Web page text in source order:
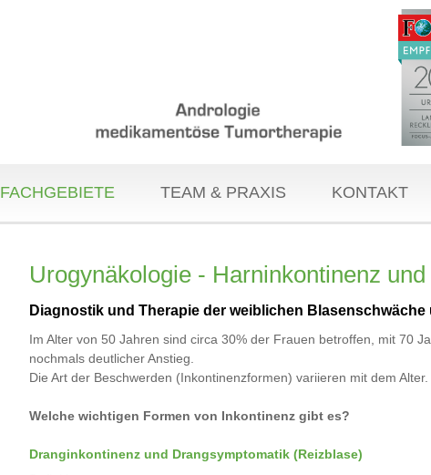
FACHGEBIETE TEAM & PRAXIS KONTAKT
Urogynäkologie - Harninkontinenz
Diagnostik und Therapie der weiblichen
Im Alter von 50 Jahren sind circa 30% der Frauen betroffen, mit 70
nochmals deutlicher Anstieg.
Die Art der Beschwerden (Inkontinenzformen) variieren mit dem Alter.
Welche wichtigen Formen von Inkontinenz gibt es?
Dranginkontinenz und Drangsymptomatik (Reizblase)